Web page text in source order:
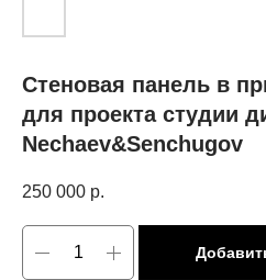
Стеновая панель в
для проекта студии
Nechaev&Senchugov
250 000 р.